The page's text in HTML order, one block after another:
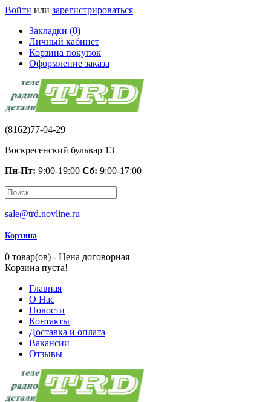
Войти или зарегистрироваться
Закладки (0)
Личный кабинет
Корзина покупок
Оформление заказа
(8162)77-04-29
Воскресенский бульвар 13
Пн-Пт: 9:00-19:00 Сб: 9:00-17:00
sale@trd.novline.ru
Корзина
0 товар(ов) - Цена договорная
Корзина пуста!
Главная
О Нас
Новости
Контакты
Доставка и оплата
Вакансии
Отзывы